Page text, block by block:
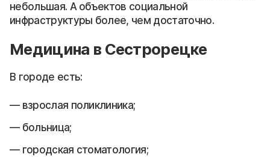
небольшая. А объектов социальной
инфраструктуры более, чем достаточно.
Медицина в Сестрорецке
В городе есть:
взрослая поликлиника;
больница;
городская стоматология;